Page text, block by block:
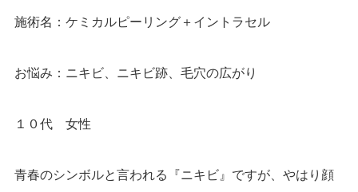
施術名：ケミカルピーリング＋イントラセル
お悩み：ニキビ、ニキビ跡、毛穴の広がり
１０代 女性
青春のシンボルと言われる『ニキビ』ですが、やはり顔